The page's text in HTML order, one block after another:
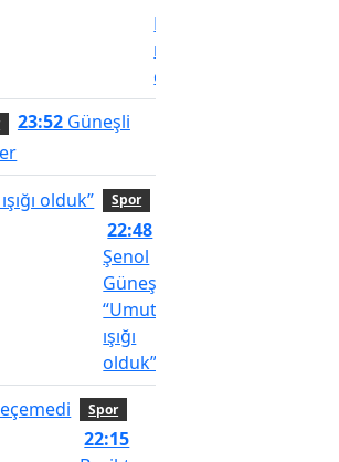
Kayserispor
maçında
olacak mı?
23:52Güneşli
Spor
22:48
Şenol
Güneş;
“Umut
ışığı
olduk”
Spor
22:15